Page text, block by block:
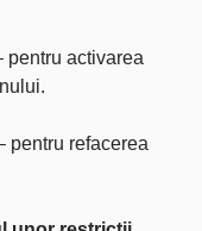
pentru activarea
pentru refacerea